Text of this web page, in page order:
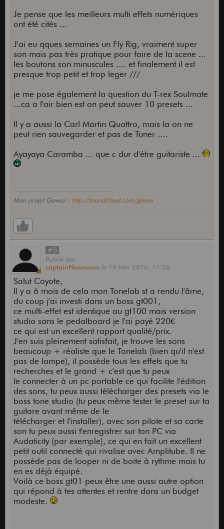
Je pense que les meilleurs multi effets numériques
ont été cités ...
J'ai eu qques semaines un Fly Rig, vraiment super
son mais pas très pratique pour faire de la scene ...
les boutons son minuscules .... et finalement il est
presque trop petit et trop leger ///
je me pose également la question du T-rex Soulmate
...ca a l'air bien est on peut sauver 10 presets ...
Il y a aussi la Carl Martin Quattro, mais la on ne
peut rien sauvegarder et pas de Tuner ....
Ayayaya Caramba ... que c dur d'étre guitariste ...
Mon projet Gawar : http://soundcloud.com/gawar
#5
Publié par
captainNounours le 16 Mar 2016, 11:26
Salut Coyote,
Il y a 6 mois de cela mon Tonelab st a rendu l'âme,
du coup j'ai investi dans un boss gt001,
ce multi-effet est identique au gt100 mais version
studio sans le pedalboard je l'ai payé 220€
ce qui est un excellent rapport qualité/prix.
J'en suis pleinement satisfait, je trouve les sons
beaucoup + réaliste que le Tonelab (bien qu'il n'est
pas de lampe), il possède tous les effets que tu
recherches et le grand + c'est que tu peux
le connecter à un pc portable ce qui facilite l'édition
des sons, tu peux aussi télécharger des presets via le
boss tone studio (tu peux même tester le preset sur ta
guitare avant même de le
télécharger et l'installer), avec son pilote et sa carte
son tu peux aussi t'enregistrer sur ton PC via
Audaticity (par exemple), ce qui en fait un excellent
petit outil connecté qui rivalise avec Amplitube. Il ne
possède pas de looper ni de boite à rythme mais tu
en es déjà équipé.
Voilà ce boss gt01 peux être une aussi autre option
qui répond à tes attentes et rentre dans un budget
modeste.